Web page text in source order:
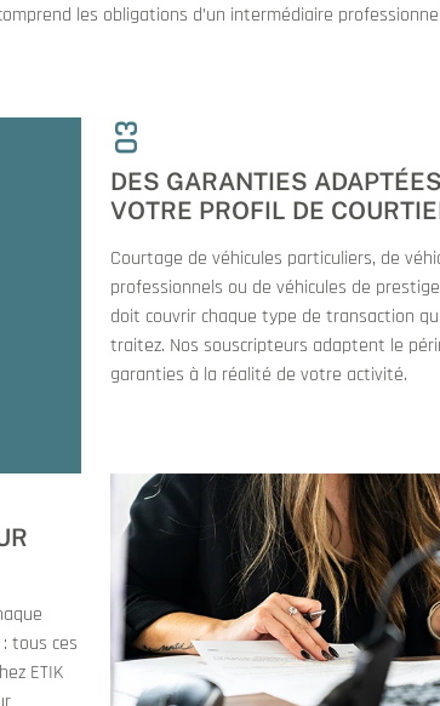
les obligations d’un intermédiaire
tous ces
ETIK
03
DES GARANTIES
VOTRE PROFIL DE
Courtage de véhicules particuliers, de
professionnels ou de véhicules de
doit couvrir chaque type de transaction
traitez. Nos souscripteurs adaptent le
garanties à la réalité de votre activité.